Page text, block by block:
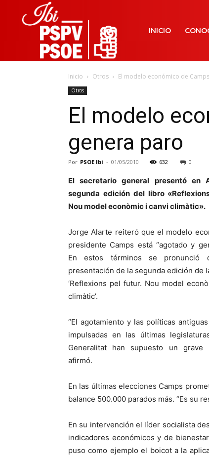
INICIO
Inicio Otros El modelo económico de
Otros
El modelo
genera paro
Por PSOE Ibi - 01/05/2010 632 0
El secretario general presentó en
segunda edición del libro
Nou model econòmic i canvi climàtic».
Jorge Alarte reiteró que el modelo
presidente Camps está “agotado y
En estos términos se pronunció
presentación de la segunda edición de
‘Reflexions pel futur. Nou model
climàtic’.
“El agotamiento y las políticas
impulsadas en las últimas
Generalitat han supuesto un grave
afirmó.
En las últimas elecciones Camps
balance 500.000 parados más. “Es su
En su intervención el líder socialista
indicadores económicos y de
puso como ejemplo el boicot a la